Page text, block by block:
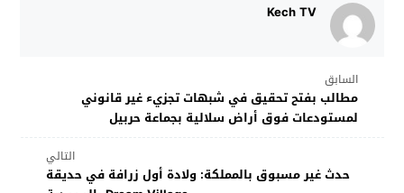
Kech TV
السابق
مطالب بفتح تحقيق في شبهات تجزيء غير قانوني
لمستودعات فوق أراض سلالية بجماعة حربيل
التالي
حدث غير مسبوق بالمملكة: ولادة أول زرافة في حديقة